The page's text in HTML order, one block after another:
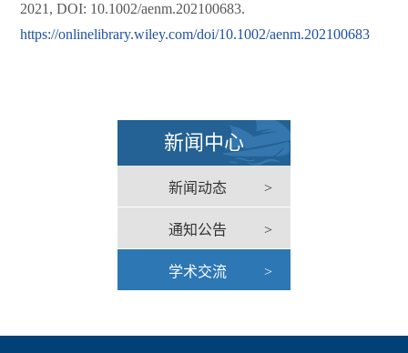
2021, DOI: 10.1002/aenm.202100683.
https://onlinelibrary.wiley.com/doi/10.1002/aenm.202100683
新闻中心
新闻动态 >
通知公告 >
学术交流 >